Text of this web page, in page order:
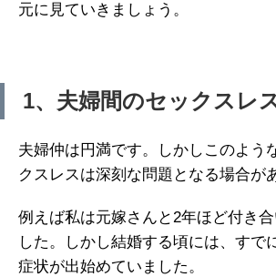
元に見ていきましょう。
1、夫婦間のセックスレ
夫婦仲は円満です。しかしこのよう
クスレスは深刻な問題となる場合が
例えば私は元嫁さんと2年ほど付き
した。しかし結婚する頃には、すで
症状が出始めていました。